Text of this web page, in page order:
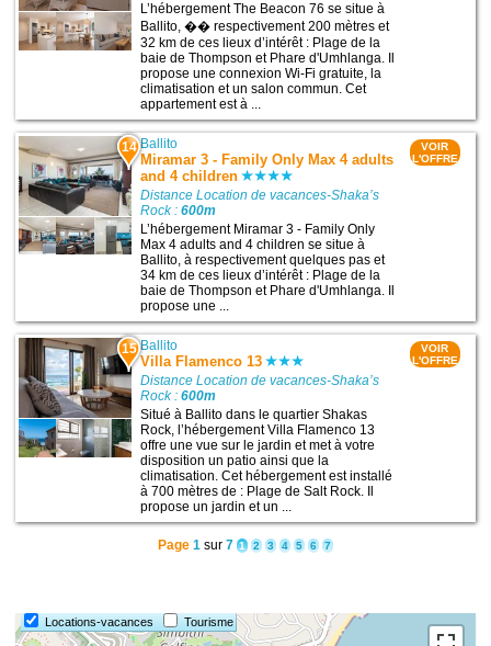
L’hébergement The Beacon 76 se situe à
Ballito, �� respectivement 200 mètres et
32 km de ces lieux d’intérêt : Plage de la
baie de Thompson et Phare d'Umhlanga. Il
propose une connexion Wi-Fi gratuite, la
climatisation et un salon commun. Cet
appartement est à ...
14 Ballito
Miramar 3 - Family Only Max 4 adults
and 4 children
Distance Location de vacances-Shaka’s
Rock :600m
L’hébergement Miramar 3 - Family Only
Max 4 adults and 4 children se situe à
Ballito, à respectivement quelques pas et
34 km de ces lieux d’intérêt : Plage de la
baie de Thompson et Phare d'Umhlanga. Il
propose une ...
VOIR
L'OFFRE
15 Ballito
Villa Flamenco 13
Distance Location de vacances-Shaka’s
Rock :600m
Situé à Ballito dans le quartier Shakas
Rock, l’hébergement Villa Flamenco 13
offre une vue sur le jardin et met à votre
disposition un patio ainsi que la
climatisation. Cet hébergement est installé
à 700 mètres de : Plage de Salt Rock. Il
propose un jardin et un ...
VOIR
L'OFFRE
Page 1 sur 7 1 2 3 4 5 6 7
Locations-vacances Tourisme